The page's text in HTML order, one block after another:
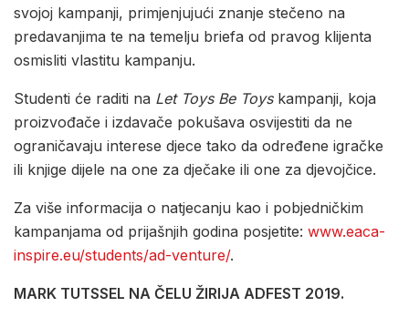
svojoj kampanji, primjenjujući znanje stečeno na
predavanjima te na temelju briefa od pravog klijenta
osmisliti vlastitu kampanju.
Studenti će raditi na Let Toys Be Toyskampanji, koja
proizvođače i izdavače pokušava osvijestiti da ne
ograničavaju interese djece tako da određene igračke
ili knjige dijele na one za dječake ili one za djevojčice.
Za više informacija o natjecanju kao i pobjedničkim
kampanjama od prijašnjih godina posjetite: www.eaca-
inspire.eu/students/ad-venture/.
MARK TUTSSEL NA ČELU ŽIRIJA ADFEST 2019.